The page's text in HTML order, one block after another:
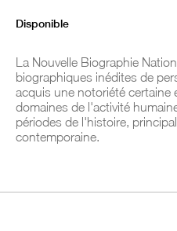
Disponible
La Nouvelle Biographie
biographiques inédites de
acquis une notoriété certaine
domaines de l'activité
périodes de l'histoire,
contemporaine.